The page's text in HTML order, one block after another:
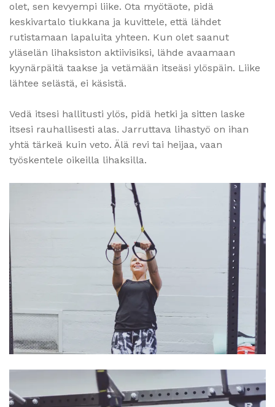
olet, sen kevyempi liike. Ota myötäote, pidä
keskivartalo tiukkana ja kuvittele, että lähdet
rutistamaan lapaluita yhteen. Kun olet saanut
yläselän lihaksiston aktiivisiksi, lähde avaamaan
kyynärpäitä taakse ja vetämään itseäsi ylöspäin. Liike
lähtee selästä, ei käsistä.
Vedä itsesi hallitusti ylös, pidä hetki ja sitten laske
itsesi rauhallisesti alas. Jarruttava lihastyö on ihan
yhtä tärkeä kuin veto. Älä revi tai heijaa, vaan
työskentele oikeilla lihaksilla.